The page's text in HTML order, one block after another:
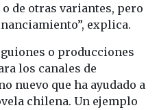
de otras variantes, pero
explica.
o producciones
los canales de
nuevo que ha ayudado a
chilena. Un ejemplo